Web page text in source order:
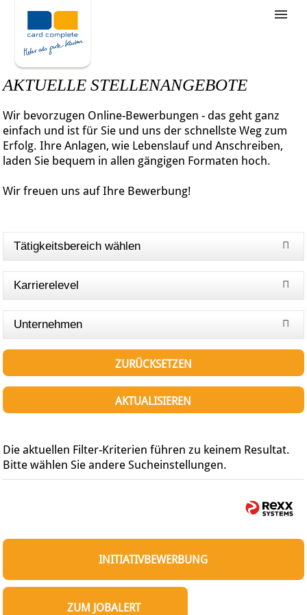
Stellenangebote
Unternehmensziele
Wie bewerbe ich mich
AKTUELLE STELLENANGEBOTE
Wir bevorzugen Online-Bewerbungen - das geht ganz
einfach und ist für Sie und uns der schnellste Weg zum
Erfolg. Ihre Anlagen, wie Lebenslauf und Anschreiben,
laden Sie bequem in allen gängigen Formaten hoch.
Wir freuen uns auf Ihre Bewerbung!
Tätigkeitsbereich wählen
Karrierelevel
Unternehmen
ZURÜCKSETZEN
AKTUALISIEREN
Die aktuellen Filter-Kriterien führen zu keinem Resultat.
Bitte wählen Sie andere Sucheinstellungen.
INITIATIVBEWERBUNG
ZUM JOBALERT